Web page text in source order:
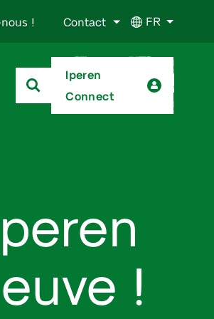
! Contact FR
Iperen
Connect
!